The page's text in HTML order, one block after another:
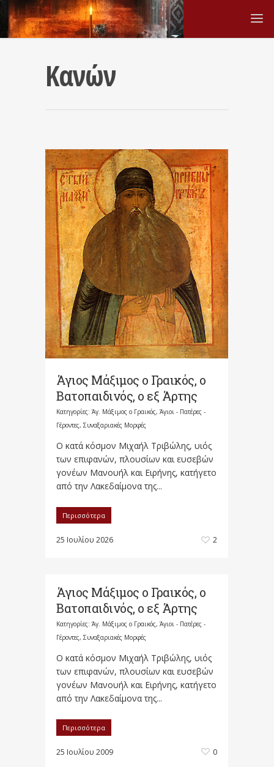
Κανών
Άγιος Μάξιμος ο Γραικός, ο
Βατοπαιδινός, ο εξ Άρτης
Κατηγορίες: Άγ. Μάξιμος ο Γραικός, Άγιοι - Πατέρες -
Γέροντες, Συναξαριακές Μορφές
Ο κατά κόσμον Μιχαήλ Τριβώλης, υιός
των επιφανών, πλουσίων και ευσεβών
γονέων Μανουήλ και Ειρήνης, κατήγετο
από την Λακεδαίμονα της...
Περισσότερα
25 Ιουλίου 2026 2
Άγιος Μάξιμος ο Γραικός, ο
Βατοπαιδινός, ο εξ Άρτης
Κατηγορίες: Άγ. Μάξιμος ο Γραικός, Άγιοι - Πατέρες -
Γέροντες, Συναξαριακές Μορφές
Ο κατά κόσμον Μιχαήλ Τριβώλης, υιός
των επιφανών, πλουσίων και ευσεβών
γονέων Μανουήλ και Ειρήνης, κατήγετο
από την Λακεδαίμονα της...
Περισσότερα
25 Ιουλίου 2009 0